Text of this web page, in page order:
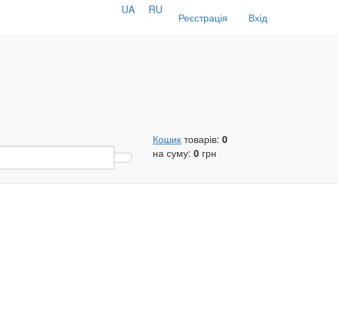
Реєстрація Вхід
UA RU
Кошик товарів: 0
на суму: 0 грн